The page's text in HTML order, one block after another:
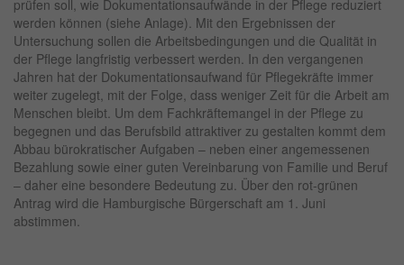
prüfen soll, wie Dokumentationsaufwände in der Pflege reduziert
werden können (siehe Anlage). Mit den Ergebnissen der
Untersuchung sollen die Arbeitsbedingungen und die Qualität in
der Pflege langfristig verbessert werden. In den vergangenen
Jahren hat der Dokumentationsaufwand für Pflegekräfte immer
weiter zugelegt, mit der Folge, dass weniger Zeit für die Arbeit am
Menschen bleibt. Um dem Fachkräftemangel in der Pflege zu
begegnen und das Berufsbild attraktiver zu gestalten kommt dem
Abbau bürokratischer Aufgaben – neben einer angemessenen
Bezahlung sowie einer guten Vereinbarung von Familie und Beruf
– daher eine besondere Bedeutung zu. Über den rot-grünen
Antrag wird die Hamburgische Bürgerschaft am 1. Juni
abstimmen.